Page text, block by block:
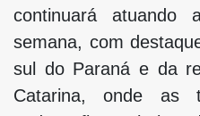
continuará
semana, com
sul do Paraná e da
Catarina, onde as